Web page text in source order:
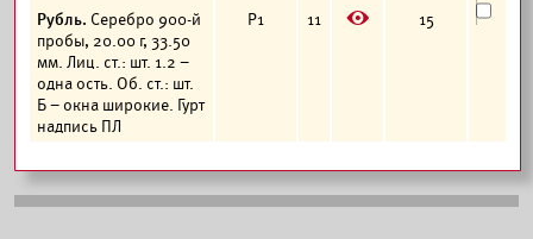
Рубль. Серебро 900-й
пробы, 20.00 г, 33.50
мм. Лиц. ст.: шт. 1.2 –
одна ость. Об. ст.: шт.
Б – окна широкие. Гурт
надпись ПЛ
Р1 11 E 15